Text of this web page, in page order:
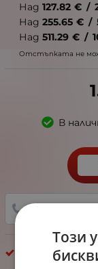
Над 127.82 € /
Над 255.65 € /
Над 511.29 € /
Отстъпката не
В
Фигурки меки
Този